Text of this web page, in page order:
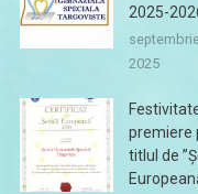
2025-
2025
premiere
titlul de